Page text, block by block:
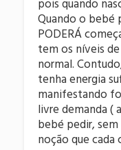
pois quando
Quando o bebé
PODERÁ
tem os níveis
normal.
tenha energia
manifestando
livre demanda (
bebé pedir,
noção que cada